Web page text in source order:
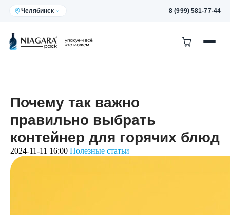
Челябинск 8 (999) 581-77-44
Почему так важно
правильно выбрать
контейнер для горячих блюд
2024-11-11 16:00 Полезные статьи